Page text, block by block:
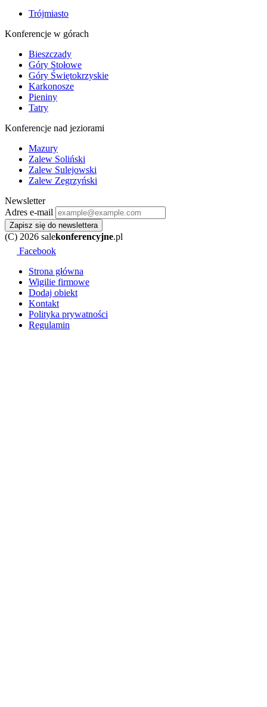
Trójmiasto
Konferencje w górach
Bieszczady
Góry Stołowe
Góry Świętokrzyskie
Karkonosze
Pieniny
Tatry
Konferencje nad jeziorami
Mazury
Zalew Soliński
Zalew Sulejowski
Zalew Zegrzyński
Newsletter
Adres e-mail
Zapisz się do newslettera
(C) 2026 salekonferencyjne.pl
Facebook
Strona główna
Wigilie firmowe
Dodaj obiekt
Kontakt
Polityka prywatności
Regulamin